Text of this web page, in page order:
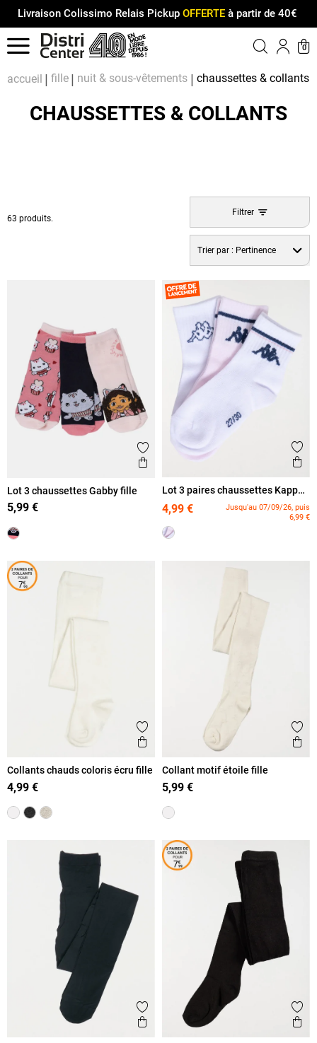
Livraison Colissimo Relais Pickup OFFERTEà partir de 40€
Menu
0
accueil fille nuit & sous-vêtements chaussettes & collants
CHAUSSETTES & COLLANTS
63 produits.
Filtrer
Trier par : Pertinence
Ajouter aux favoris
Aperçu rapide
Lot 3 chaussettes Gabby fille
5,99 €
Lot 3 paires chaussettes Kappa
4,99 €
Jusqu'au 07/09/26, puis
6,99 €
Ajouter aux favoris
Aperçu rapide
Collants chauds coloris écru fille
4,99 €
Collant motif étoile fille
5,99 €
Ajouter aux favoris
Aperçu rapide